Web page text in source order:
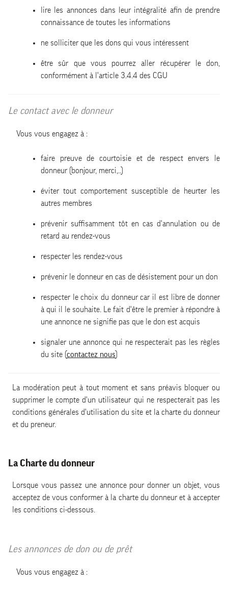
lire les annonces dans leur intégralité afin de prendre
connaissance de toutes les informations
ne solliciter que les dons qui vous intéressent
être sûr que vous pourrez aller récupérer le don,
conformément à l'article 3.4.4 des CGU
Le contact avec le donneur
Vous vous engagez à :
faire preuve de courtoisie et de respect envers le
donneur (bonjour, merci,..)
éviter tout comportement susceptible de heurter les
autres membres
prévenir suffisamment tôt en cas d'annulation ou de
retard au rendez-vous
respecter les rendez-vous
prévenir le donneur en cas de désistement pour un don
respecter le choix du donneur car il est libre de donner
à qui il le souhaite. Le fait d'être le premier à répondre à
une annonce ne signifie pas que le don est acquis
signaler une annonce qui ne respecterait pas les règles
du site (contactez nous)
La modération peut à tout moment et sans préavis bloquer ou
supprimer le compte d'un utilisateur qui ne respecterait pas les
conditions générales d'utilisation du site et la charte du donneur
et du preneur.
La Charte du donneur
Lorsque vous passez une annonce pour donner un objet, vous
acceptez de vous conformer à la charte du donneur et à accepter
les conditions ci-dessous.
Les annonces de don ou de prêt
Vous vous engagez à :